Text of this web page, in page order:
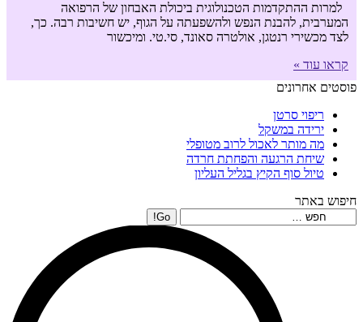
למרות ההתקדמות הטכנולוגית ביכולת האבחון של הרפואה
המערבית, להבנת הנפש ולהשפעתה על הגוף, יש חשיבות רבה. כך,
לצד מכשירי רנטגן, אולטרה סאונד, סי.טי. ומיכשור
קראו עוד »
פוסטים אחרונים
ריפוי סרטן
ירידה במשקל
מה מותר לאכול לרוב מטופלי
שיחת הרגעה והפחתת חרדה
טיול סוף הקיץ בגליל העליון
חיפוש באתר
Search: